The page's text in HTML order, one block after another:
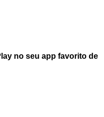
no seu app favorito de